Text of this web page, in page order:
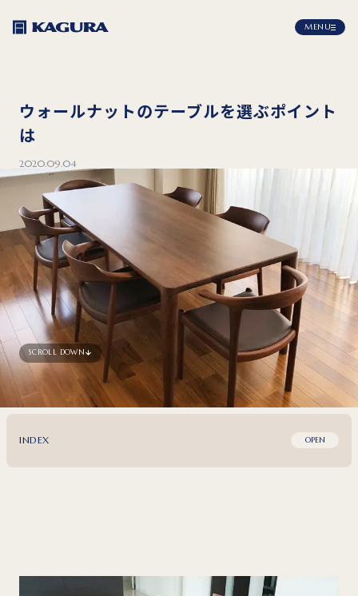
MENU
ウォールナットのテーブルを選ぶポイント
は
2020.09.04
SCROLL DOWN
INDEX OPEN